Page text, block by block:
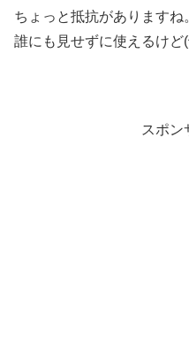
ちょっと抵抗があります
誰にも見せずに使えるけど
スポン